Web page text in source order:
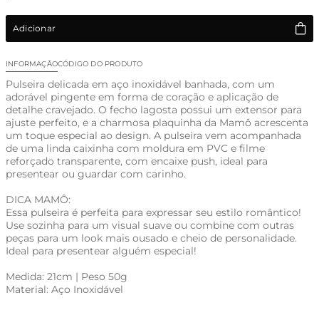
Adicionar
INFORMAÇÃOCÓDIGO DO PRODUTO
Pulseira delicada em aço inoxidável banhada, com um
adorável pingente em forma de coração e aplicação de
detalhe cravejado. O fecho lagosta possui um extensor para
ajuste perfeito, e a charmosa plaquinha da Mamô acrescenta
um toque especial ao design. A pulseira vem acompanhada
de uma linda caixinha com moldura em PVC e filme
reforçado transparente, com encaixe push, ideal para
presentear ou guardar com carinho.
DICA MAMÔ:
Essa pulseira é perfeita para expressar seu estilo romântico!
Use sozinha para um visual suave ou combine com outras
peças para um look mais ousado e cheio de personalidade.
Ideal para presentear alguém especial!
Medida: 21cm | Peso 50g
Material: Aço Inoxidável